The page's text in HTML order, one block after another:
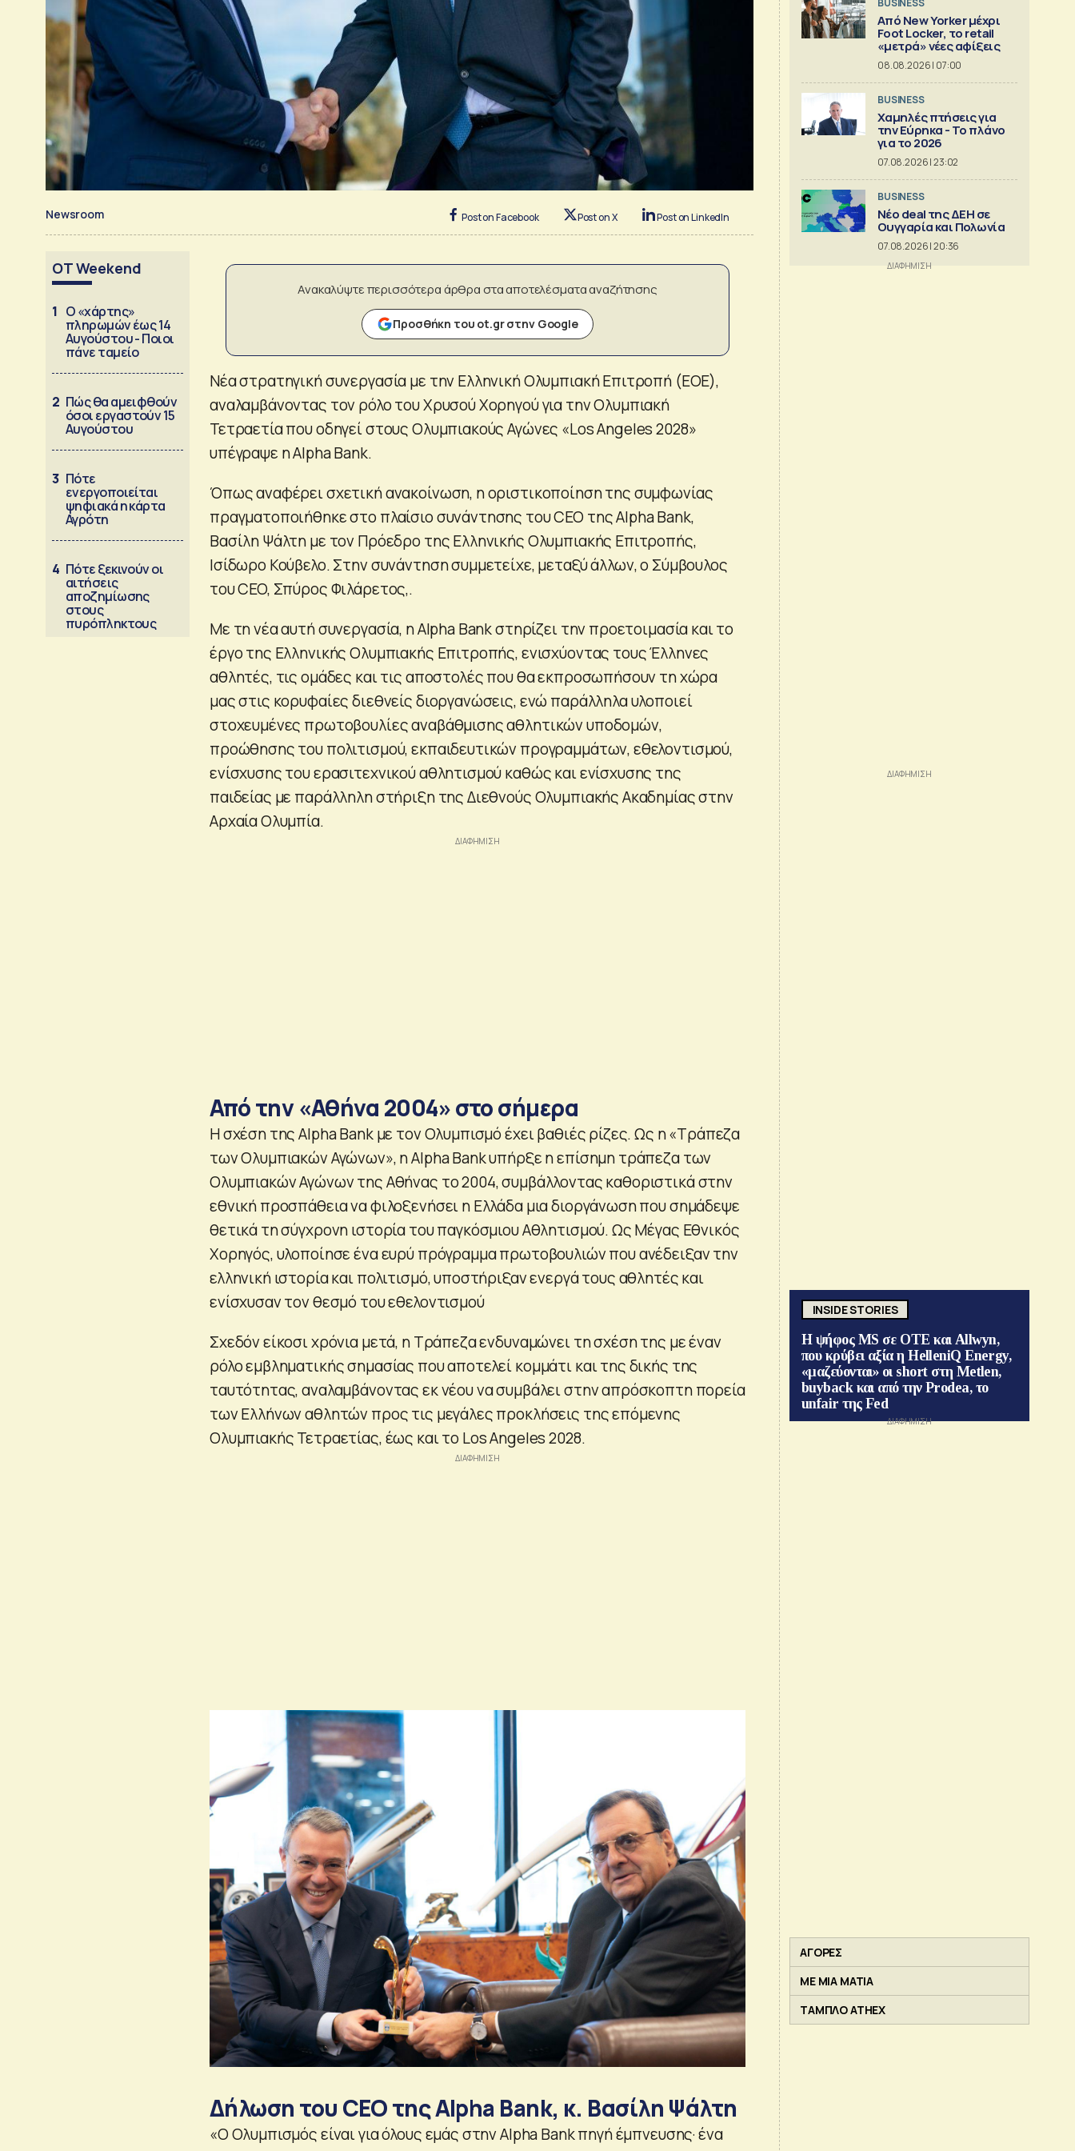
Newsroom Post on Facebook Post on X Post on LinkedIn
OT Weekend
1 Ο «χάρτης»
πληρωμών έως 14
Αυγούστου - Ποιοι
πάνε ταμείο
2 Πώς θα αμειφθούν
όσοι εργαστούν 15
Αυγούστου
3 Πότε
ενεργοποιείται
ψηφιακά η κάρτα
Αγρότη
4 Πότε ξεκινούν οι
αιτήσεις
αποζημίωσης
στους
πυρόπληκτους
Ανακαλύψτε περισσότερα άρθρα στα αποτελέσματα αναζήτησης
Προσθήκη του ot.gr στην Google
Νέα στρατηγική συνεργασία με την Ελληνική Ολυμπιακή Επιτροπή (ΕΟΕ),
αναλαμβάνοντας τον ρόλο του Χρυσού Χορηγού για την Ολυμπιακή
Τετραετία που οδηγεί στους Ολυμπιακούς Αγώνες «Los Angeles 2028»
υπέγραψε η Alpha Bank.
Όπως αναφέρει σχετική ανακοίνωση, η οριστικοποίηση της συμφωνίας
πραγματοποιήθηκε στο πλαίσιο συνάντησης του CEO της Αlpha Bank,
Βασίλη Ψάλτη με τον Πρόεδρο της Ελληνικής Ολυμπιακής Επιτροπής,
Ισίδωρο Κούβελο. Στην συνάντηση συμμετείχε, μεταξύ άλλων, ο Σύμβουλος
του CEO, Σπύρος Φιλάρετος,.
Με τη νέα αυτή συνεργασία, η Αlpha Bank στηρίζει την προετοιμασία και το
έργο της Ελληνικής Ολυμπιακής Επιτροπής, ενισχύοντας τους Έλληνες
αθλητές, τις ομάδες και τις αποστολές που θα εκπροσωπήσουν τη χώρα
μας στις κορυφαίες διεθνείς διοργανώσεις, ενώ παράλληλα υλοποιεί
στοχευμένες πρωτοβουλίες αναβάθμισης αθλητικών υποδομών,
προώθησης του πολιτισμού, εκπαιδευτικών προγραμμάτων, εθελοντισμού,
ενίσχυσης του ερασιτεχνικού αθλητισμού καθώς και ενίσχυσης της
παιδείας με παράλληλη στήριξη της Διεθνούς Ολυμπιακής Ακαδημίας στην
Αρχαία Ολυμπία.
Από την «Αθήνα 2004» στο σήμερα
Η σχέση της Αlpha Bank με τον Ολυμπισμό έχει βαθιές ρίζες. Ως η «Τράπεζα
των Ολυμπιακών Αγώνων», η Αlpha Bank υπήρξε η επίσημη τράπεζα των
Ολυμπιακών Αγώνων της Αθήνας το 2004, συμβάλλοντας καθοριστικά στην
εθνική προσπάθεια να φιλοξενήσει η Ελλάδα μια διοργάνωση που σημάδεψε
θετικά τη σύγχρονη ιστορία του παγκόσμιου Αθλητισμού. Ως Μέγας Εθνικός
Χορηγός, υλοποίησε ένα ευρύ πρόγραμμα πρωτοβουλιών που ανέδειξαν την
ελληνική ιστορία και πολιτισμό, υποστήριξαν ενεργά τους αθλητές και
ενίσχυσαν τον θεσμό του εθελοντισμού
Σχεδόν είκοσι χρόνια μετά, η Τράπεζα ενδυναμώνει τη σχέση της με έναν
ρόλο εμβληματικής σημασίας που αποτελεί κομμάτι και της δικής της
ταυτότητας, αναλαμβάνοντας εκ νέου να συμβάλει στην απρόσκοπτη πορεία
των Ελλήνων αθλητών προς τις μεγάλες προκλήσεις της επόμενης
Ολυμπιακής Τετραετίας, έως και το Los Angeles 2028.
Δήλωση του CEO της Αlpha Bank, κ. Βασίλη Ψάλτη
«Ο Ολυμπισμός είναι για όλους εμάς στην Αlpha Bank πηγή έμπνευσης· ένα
BUSINESS
Από New Yorker μέχρι
Foot Locker, το retail
«μετρά» νέες αφίξεις
08.08.2026 | 07:00
BUSINESS
Χαμηλές πτήσεις για
την Εύρηκα - Το πλάνο
για το 2026
07.08.2026 | 23:02
BUSINESS
Νέο deal της ΔΕΗ σε
Ουγγαρία και Πολωνία
07.08.2026 | 20:36
INSIDE STORIES
Η ψήφος MS σε ΟΤΕ και Allwyn,
που κρύβει αξία η HelleniQ Energy,
«μαζεύονται» οι short στη Metlen,
buyback και από την Prodea, το
unfair της Fed
ΑΓΟΡΕΣ
ΜΕ ΜΙΑ ΜΑΤΙΑ
ΤΑΜΠΛΟ ATHEX